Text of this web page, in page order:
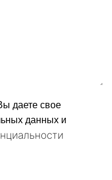
даете свое
данных и